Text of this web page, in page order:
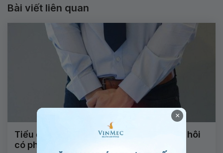
Bài viết liên quan
Tiểu đau và ra tinh dịch có màu vàng rất hôi
có phải lậu không?
×